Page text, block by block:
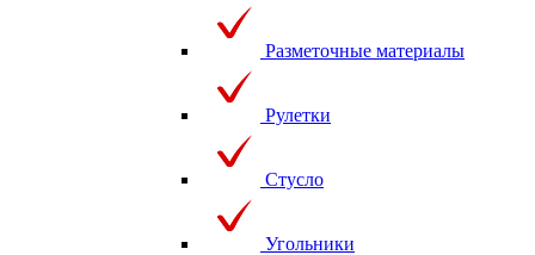
Разметочные материалы
Рулетки
Стусло
Угольники